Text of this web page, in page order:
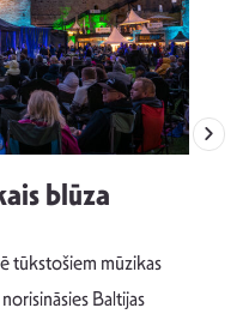
blūza
tūkstošiem mūzikas
Baltijas